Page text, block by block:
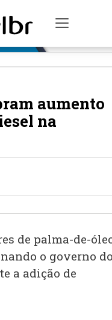
Toggle
aumento
na
de palma-de-
o governo
a adição de